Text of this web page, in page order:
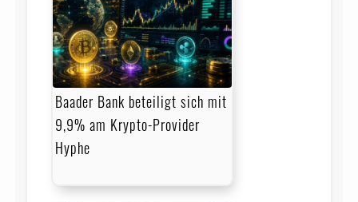
Baader Bank beteiligt sich mit
9,9% am Krypto-Provider
Hyphe